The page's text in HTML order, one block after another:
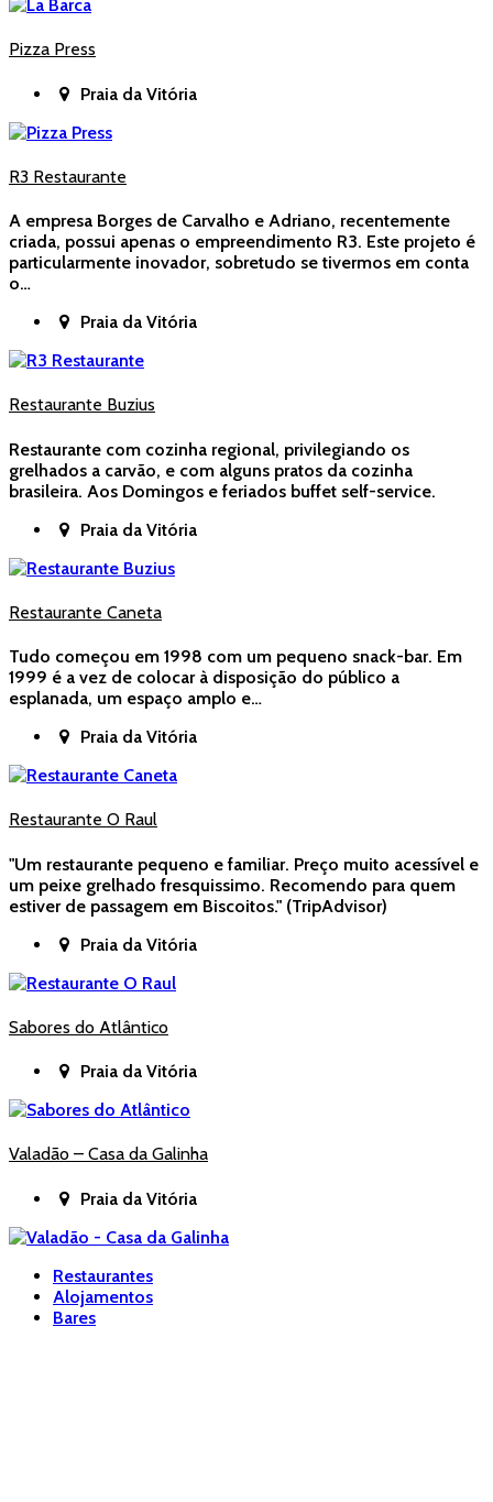
Pizza Press
Praia da Vitória
R3 Restaurante
A empresa Borges de Carvalho e Adriano, recentemente
criada, possui apenas o empreendimento R3. Este projeto é
particularmente inovador, sobretudo se tivermos em conta
o…
Praia da Vitória
Restaurante Buzius
Restaurante com cozinha regional, privilegiando os
grelhados a carvão, e com alguns pratos da cozinha
brasileira. Aos Domingos e feriados buffet self-service.
Praia da Vitória
Restaurante Caneta
Tudo começou em 1998 com um pequeno snack-bar. Em
1999 é a vez de colocar à disposição do público a
esplanada, um espaço amplo e…
Praia da Vitória
Restaurante O Raul
"Um restaurante pequeno e familiar. Preço muito acessível e
um peixe grelhado fresquissimo. Recomendo para quem
estiver de passagem em Biscoitos." (TripAdvisor)
Praia da Vitória
Sabores do Atlântico
Praia da Vitória
Valadão – Casa da Galinha
Praia da Vitória
Restaurantes
Alojamentos
Bares